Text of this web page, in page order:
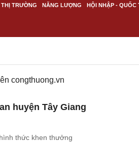
THỊ TRƯỜNG NĂNG LƯỢNG HỘI NHẬP - QUỐC
congthuong.vn
huyện Tây Giang
thức khen thưởng